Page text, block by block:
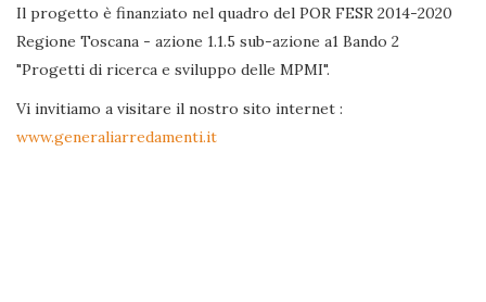
Il progetto è finanziato nel quadro del POR FESR 2014-2020
Regione Toscana - azione 1.1.5 sub-azione a1 Bando 2
"Progetti di ricerca e sviluppo delle MPMI".
Vi invitiamo a visitare il nostro sito internet :
www.generaliarredamenti.it